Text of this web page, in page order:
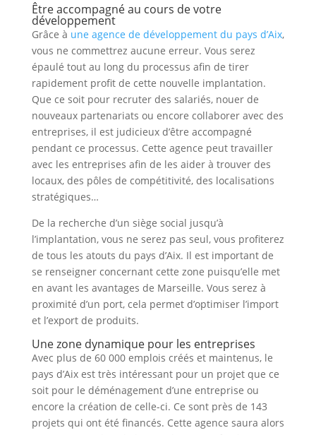
Être accompagné au cours de votre
développement
Grâce à une agence de développement du pays d’Aix,
vous ne commettrez aucune erreur. Vous serez
épaulé tout au long du processus afin de tirer
rapidement profit de cette nouvelle implantation.
Que ce soit pour recruter des salariés, nouer de
nouveaux partenariats ou encore collaborer avec des
entreprises, il est judicieux d’être accompagné
pendant ce processus. Cette agence peut travailler
avec les entreprises afin de les aider à trouver des
locaux, des pôles de compétitivité, des localisations
stratégiques…
De la recherche d’un siège social jusqu’à
l’implantation, vous ne serez pas seul, vous profiterez
de tous les atouts du pays d’Aix. Il est important de
se renseigner concernant cette zone puisqu’elle met
en avant les avantages de Marseille. Vous serez à
proximité d’un port, cela permet d’optimiser l’import
et l’export de produits.
Une zone dynamique pour les entreprises
Avec plus de 60 000 emplois créés et maintenus, le
pays d’Aix est très intéressant pour un projet que ce
soit pour le déménagement d’une entreprise ou
encore la création de celle-ci. Ce sont près de 143
projets qui ont été financés. Cette agence saura alors